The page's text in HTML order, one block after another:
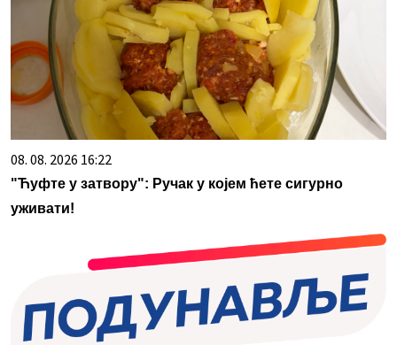
08. 08. 2026 16:22
"Ћуфте у затвору": Ручак у којем ћете сигурно
уживати!